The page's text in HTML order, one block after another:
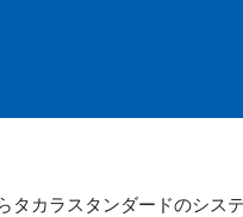
タカラスタンダードのシス